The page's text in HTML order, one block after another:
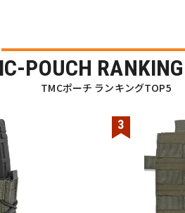
POUCH
TMCポーチ ランキングTOP5